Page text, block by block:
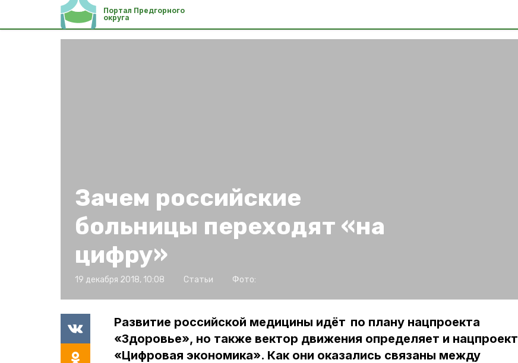
Портал Предгорного
округа
Зачем российские
больницы переходят «на
цифру»
19 декабря 2018, 10:08 Статьи Фото:
Развитие российской медицины идёт по плану нацпроекта
«Здоровье», но также вектор движения определяет и нацпроект
«Цифровая экономика». Как они оказались связаны между